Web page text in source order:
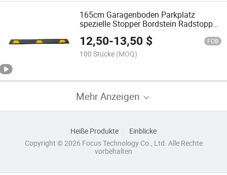
165cm Garagenboden Parkplatz
spezielle Stopper Bordstein Radstopper
12,50-13,50 $ FOB
100 Stücke (MOQ)
Mehr Anzeigen
Heiße Produkte
Einblicke
Copyright © 2026 Focus Technology Co., Ltd. Alle Rechte
vorbehalten